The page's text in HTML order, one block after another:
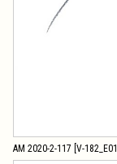
AM 2020-2-117 [V-182_E01]